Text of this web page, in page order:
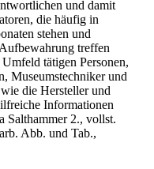
und damit
die häufig in
stehen und
treffen
tätigen Personen,
Museumstechniker und
die Hersteller und
Informationen
Salthammer 2., vollst.
Abb. und Tab.,